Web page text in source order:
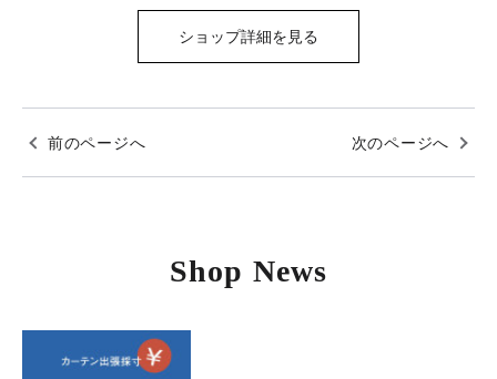
ショップ詳細を見る
前のページへ 次のページへ
Shop News